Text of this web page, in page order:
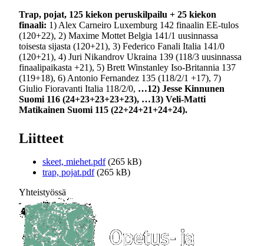
Trap, pojat, 125 kiekon peruskilpailu + 25 kiekon
finaali: 1) Alex Carneiro Luxemburg 142 finaalin EE-tulos
(120+22), 2) Maxime Mottet Belgia 141/1 uusinnassa
toisesta sijasta (120+21), 3) Federico Fanali Italia 141/0
(120+21), 4) Juri Nikandrov Ukraina 139 (118/3 uusinnassa
finaalipaikasta +21), 5) Brett Winstanley Iso-Britannia 137
(119+18), 6) Antonio Fernandez 135 (118/2/1 +17), 7)
Giulio Fioravanti Italia 118/2/0, …12) Jesse Kinnunen
Suomi 116 (24+23+23+23+23), …13) Veli-Matti
Matikainen Suomi 115 (22+24+21+24+24).
Liitteet
skeet, miehet.pdf (265 kB)
trap, pojat.pdf (265 kB)
Yhteistyössä